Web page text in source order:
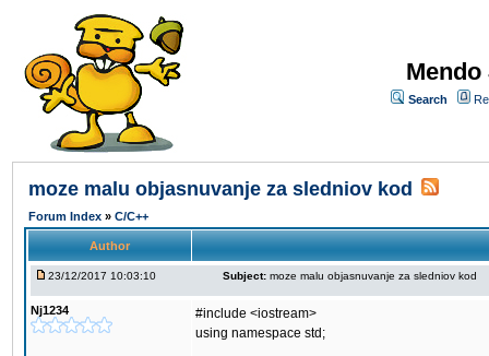
Search
moze malu objasnuvanje za sledniov kod
Forum Index » C/C++
Author
23/12/2017 10:03:10 Subject: moze malu objasnuvanje za sledniov kod
Nj1234
#include <iostream>
using namespace std;